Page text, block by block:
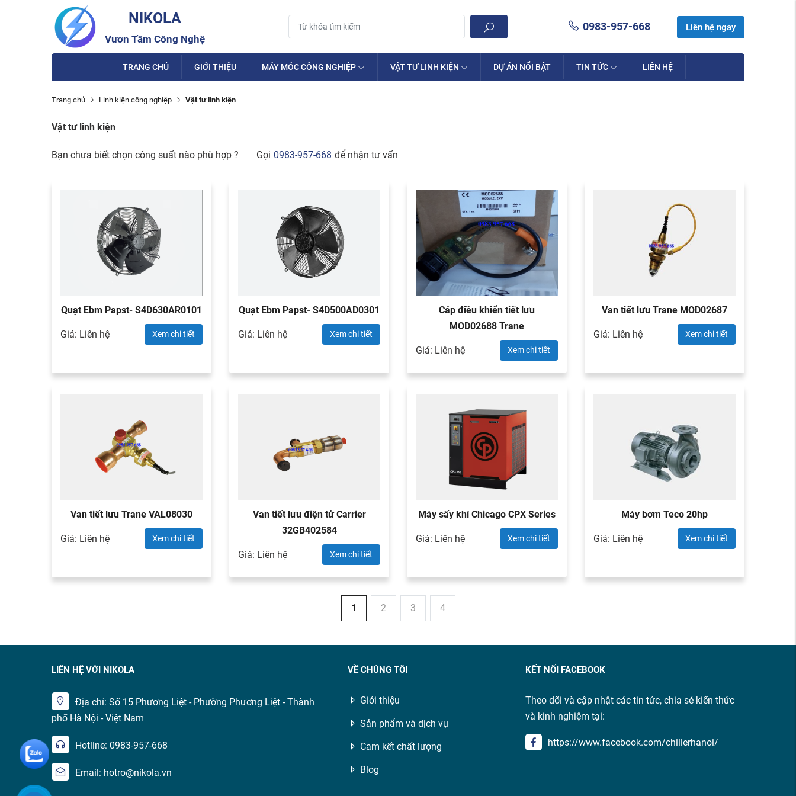
NIKOLA
Vươn Tầm Công Nghệ
0983-957-668 Liên hệ ngay
TRANG CHỦ GIỚI THIỆU MÁY MÓC CÔNG NGHIỆP VẬT TƯ LINH KIỆN DỰ ÁN NỔI BẬT TIN TỨC LIÊN HỆ
Trang chủ Linh kiện công nghiệp Vật tư linh kiện
Vật tư linh kiện
Bạn chưa biết chọn công suất nào phù hợp ? Gọi 0983-957-668 để nhận tư vấn
Quạt Ebm Papst- S4D630AR0101
Giá: Liên hệ Xem chi tiết
Quạt Ebm Papst- S4D500AD0301
Giá: Liên hệ Xem chi tiết
Cáp điều khiển tiết lưu
MOD02688 Trane
Giá: Liên hệ Xem chi tiết
Van tiết lưu Trane MOD02687
Giá: Liên hệ Xem chi tiết
Van tiết lưu Trane VAL08030
Giá: Liên hệ Xem chi tiết
Van tiết lưu điện tử Carrier
32GB402584
Giá: Liên hệ Xem chi tiết
Máy sấy khí Chicago CPX Series
Giá: Liên hệ Xem chi tiết
Máy bơm Teco 20hp
Giá: Liên hệ Xem chi tiết
1 2 3 4
LIÊN HỆ VỚI NIKOLA
Địa chỉ: Số 15 Phương Liệt - Phường Phương Liệt - Thành
phố Hà Nội - Việt Nam
Hotline: 0983-957-668
Email: hotro@nikola.vn
VỀ CHÚNG TÔI
Giới thiệu
Sản phẩm và dịch vụ
Cam kết chất lượng
Blog
KẾT NỐI FACEBOOK
Theo dõi và cập nhật các tin tức, chia sẻ kiến thức
và kinh nghiệm tại:
https://www.facebook.com/chillerhanoi/